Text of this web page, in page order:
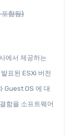
포함됨)
에서 제공하는
표된 ESXi 버전
Guest OS 에 대
함을 소프트웨어